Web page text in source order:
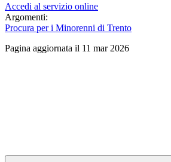
Accedi al servizio online
Argomenti:
Procura per i Minorenni di Trento
Pagina aggiornata il 11 mar 2026